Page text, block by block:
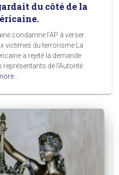
du côté de la
condamne l’AP à verser
victimes du terrorisme La
a rejeté la demande
représentants de l’Autorité